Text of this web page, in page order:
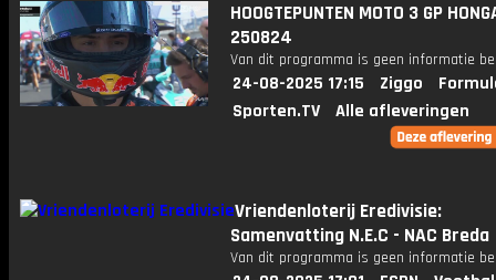
HOOGTEPUNTEN MOTO 3 GP
250824
Van dit programma is geen informatie
24-08-2025 17:15 Ziggo
Sporten.TV
Alle afleveringen
Vriendenloterij Eredivisie:
Samenvatting N.E.C - NAC Breda
Van dit programma is geen informatie